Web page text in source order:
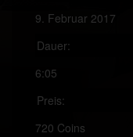
9. Februar 2017
Dauer:
6:05
Preis:
720 Coins